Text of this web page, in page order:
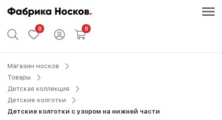
0 0
Магазин носков
Товары
Детская коллекция
Детские колготки
Детские колготки с узором на нижней части